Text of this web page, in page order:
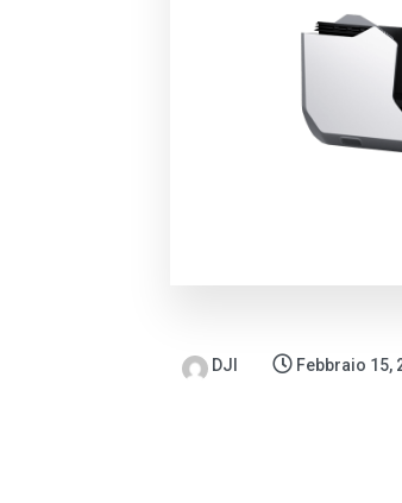
DJI Febbraio 15,